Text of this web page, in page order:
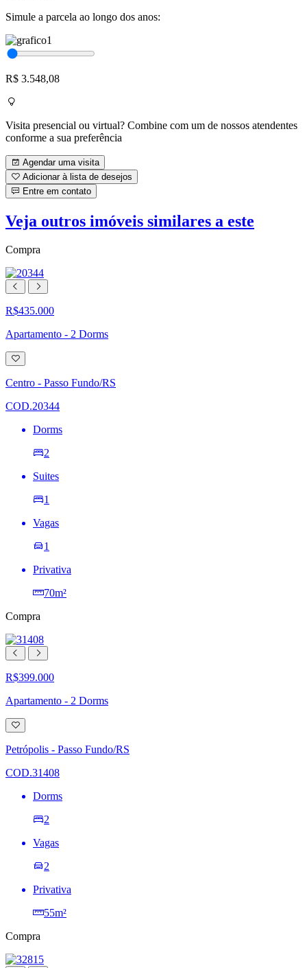
Simule a parcela ao longo dos anos:
R$ 3.548,08
Visita presencial ou virtual? Combine com um de nossos atendentes
conforme a sua preferência
Agendar uma visita
Adicionar à lista de desejos
Entre em contato
Veja outros imóveis similares a este
Compra
R$435.000
Apartamento - 2 Dorms
Adicionar
à
lista
de
Centro - Passo Fundo/RS
COD.20344
Dorms
2
Suites
1
Vagas
1
Privativa
70m²
Compra
R$399.000
Apartamento - 2 Dorms
Adicionar
à
lista
de
Petrópolis - Passo Fundo/RS
COD.31408
Dorms
2
Vagas
2
Privativa
55m²
Compra